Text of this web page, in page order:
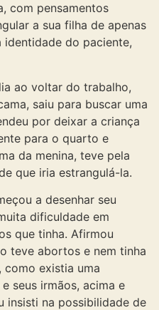
com pensamentos
a sua filha de apenas
identidade do paciente,
ao voltar do trabalho,
saiu para buscar uma
por deixar a criança
para o quarto e
da menina, teve pela
que iria estrangulá-la.
a desenhar seu
dificuldade em
que tinha. Afirmou
teve abortos e nem tinha
como existia uma
seus irmãos, acima e
insisti na possibilidade de